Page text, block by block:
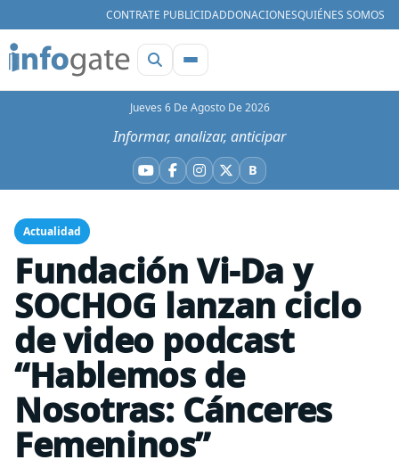
CONTRATE PUBLICIDADDONACIONESQUIÉNES SOMOS
Jueves 6 De Agosto De 2026
Informar, analizar, anticipar
YouTube
Facebook
Instagram
X BBluesky
Actualidad
Fundación Vi-Da y
SOCHOG lanzan ciclo
de video podcast
“Hablemos de
Nosotras: Cánceres
Femeninos”